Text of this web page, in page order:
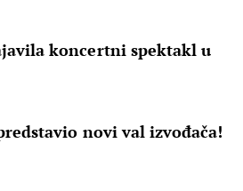
koncertni spektakl u
novi val izvođača!